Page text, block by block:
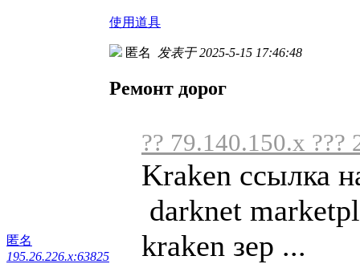
使用道具
匿名
195.26.226.x:63825
匿名 发表于 2025-5-15 17:46:48
Ремонт дорог
?? 79.140.150.x ???
Kraken ссылка
darknet
kraken зер ...